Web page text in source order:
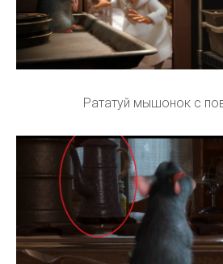
Рататуй мышонок с